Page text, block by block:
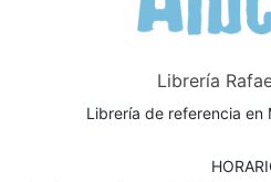
Librería
Librería de referencia en